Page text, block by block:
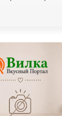
обеда